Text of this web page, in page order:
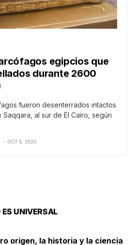
egipcios que
durante 2600
fueron desenterrados intactos
al sur de El Cairo, según
OCT 5, 2020
UNIVERSAL
origen, la historia y la ciencia